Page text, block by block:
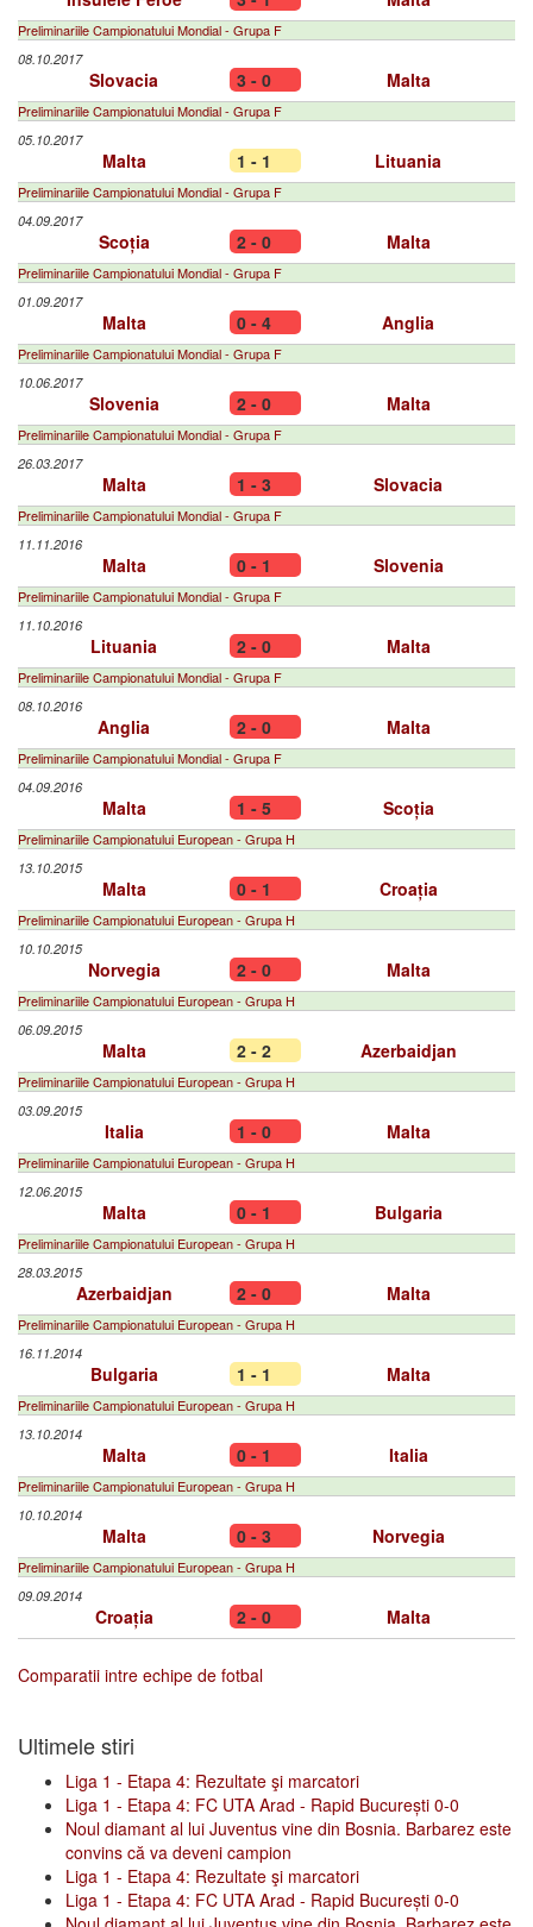
Preliminariile Campionatului Mondial - Grupa F
08.10.2017
Slovacia 3 - 0 Malta
Preliminariile Campionatului Mondial - Grupa F
05.10.2017
Malta 1 - 1 Lituania
Preliminariile Campionatului Mondial - Grupa F
04.09.2017
Scoția 2 - 0 Malta
Preliminariile Campionatului Mondial - Grupa F
01.09.2017
Malta 0 - 4 Anglia
Preliminariile Campionatului Mondial - Grupa F
10.06.2017
Slovenia 2 - 0 Malta
Preliminariile Campionatului Mondial - Grupa F
26.03.2017
Malta 1 - 3 Slovacia
Preliminariile Campionatului Mondial - Grupa F
11.11.2016
Malta 0 - 1 Slovenia
Preliminariile Campionatului Mondial - Grupa F
11.10.2016
Lituania 2 - 0 Malta
Preliminariile Campionatului Mondial - Grupa F
08.10.2016
Anglia 2 - 0 Malta
Preliminariile Campionatului Mondial - Grupa F
04.09.2016
Malta 1 - 5 Scoția
Preliminariile Campionatului European - Grupa H
13.10.2015
Malta 0 - 1 Croația
Preliminariile Campionatului European - Grupa H
10.10.2015
Norvegia 2 - 0 Malta
Preliminariile Campionatului European - Grupa H
06.09.2015
Malta 2 - 2 Azerbaidjan
Preliminariile Campionatului European - Grupa H
03.09.2015
Italia 1 - 0 Malta
Preliminariile Campionatului European - Grupa H
12.06.2015
Malta 0 - 1 Bulgaria
Preliminariile Campionatului European - Grupa H
28.03.2015
Azerbaidjan 2 - 0 Malta
Preliminariile Campionatului European - Grupa H
16.11.2014
Bulgaria 1 - 1 Malta
Preliminariile Campionatului European - Grupa H
13.10.2014
Malta 0 - 1 Italia
Preliminariile Campionatului European - Grupa H
10.10.2014
Malta 0 - 3 Norvegia
Preliminariile Campionatului European - Grupa H
09.09.2014
Croația 2 - 0 Malta
Comparatii intre echipe de fotbal
Ultimele stiri
Liga 1 - Etapa 4: Rezultate şi marcatori
Liga 1 - Etapa 4: FC UTA Arad - Rapid București 0-0
Noul diamant al lui Juventus vine din Bosnia. Barbarez este
convins că va deveni campion
Liga 1 - Etapa 4: Rezultate şi marcatori
Liga 1 - Etapa 4: FC UTA Arad - Rapid București 0-0